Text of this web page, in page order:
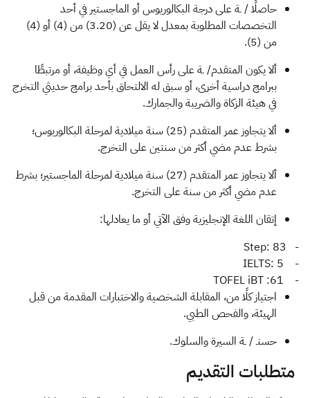
حاصلًا / ـة على درجة البكالوريوس أو الماجستير في أحد
التخصصات المطلوبة بمعدل لا يقل عن (3.20​) من (4) أو (4)
من (5).
ألا يكون المتقدم/ ـة على رأس العمل في أي وظيفة، أو مرتبطًا
ببرامج دراسية أخرى، أو سبق له الالتحاق بأحد برامج حديثي التخرج
في هيئة الزكاة والضريبة والجمارك.
ألا يتجاوز عمر المتقدم (25) سنة ميلادية لمرحلة البكالوريوس؛
بشرط عدم مضي أكثر من سنتين على التخرج.
ألا يتجاوز عمر المتقدم (27) سنة ميلادية لمرحلة الماجستير؛ بشرط
عدم مضي أكثر من سنة على التخرج.
إتقان اللغة الإنجليزية وفق الآتي أو ما يعادلها:
- Step: 83
- IELTS: 5
- TOFEL iBT :61
اجتياز كلًا من، المقابلة الشخصية والاختبارات المقدمة من قبل
الهيئة، والفحص الطبي.
​حسنـ / ـة السيرة والسلوك.
​ متطلبات التقديم